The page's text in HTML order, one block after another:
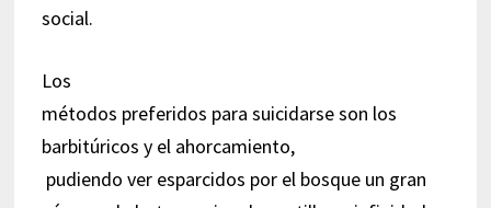
social.
Los
métodos preferidos para suicidarse son los
barbitúricos y el ahorcamiento,
pudiendo ver esparcidos por el bosque un gran